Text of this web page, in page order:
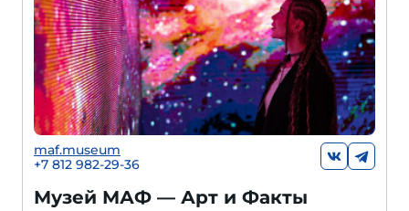
maf.museum
+7 812 982-29-36
Музей МАФ — Арт и Факты